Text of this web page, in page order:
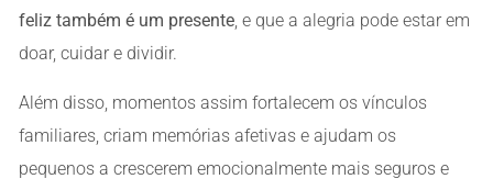
feliz também é um presente, e que a alegria pode estar em
doar, cuidar e dividir.
Além disso, momentos assim fortalecem os vínculos
familiares, criam memórias afetivas e ajudam os
pequenos a crescerem emocionalmente mais seguros e